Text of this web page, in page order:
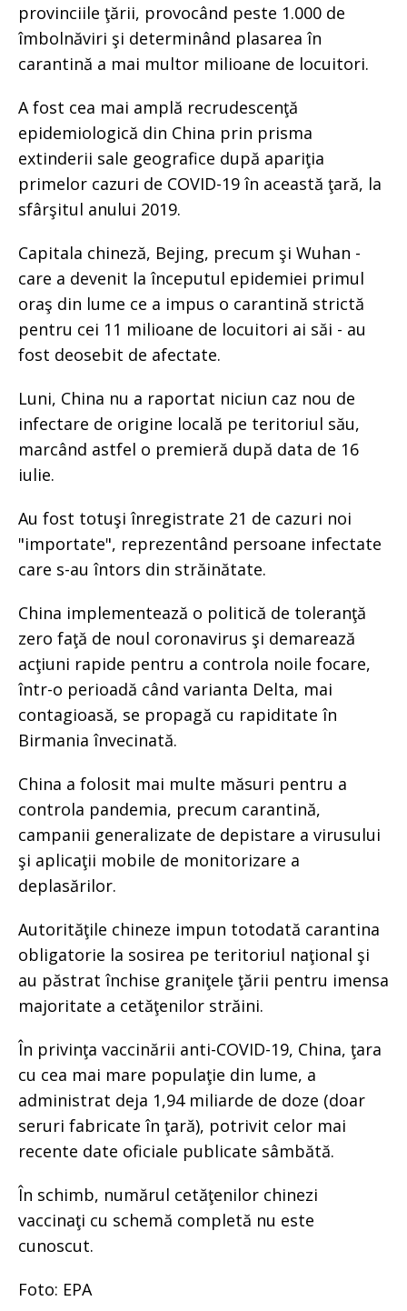
provinciile ţării, provocând peste 1.000 de
îmbolnăviri şi determinând plasarea în
carantină a mai multor milioane de locuitori.
A fost cea mai amplă recrudescenţă
epidemiologică din China prin prisma
extinderii sale geografice după apariţia
primelor cazuri de COVID-19 în această ţară, la
sfârşitul anului 2019.
Capitala chineză, Bejing, precum şi Wuhan -
care a devenit la începutul epidemiei primul
oraş din lume ce a impus o carantină strictă
pentru cei 11 milioane de locuitori ai săi - au
fost deosebit de afectate.
Luni, China nu a raportat niciun caz nou de
infectare de origine locală pe teritoriul său,
marcând astfel o premieră după data de 16
iulie.
Au fost totuşi înregistrate 21 de cazuri noi
"importate", reprezentând persoane infectate
care s-au întors din străinătate.
China implementează o politică de toleranţă
zero faţă de noul coronavirus şi demarează
acţiuni rapide pentru a controla noile focare,
într-o perioadă când varianta Delta, mai
contagioasă, se propagă cu rapiditate în
Birmania învecinată.
China a folosit mai multe măsuri pentru a
controla pandemia, precum carantină,
campanii generalizate de depistare a virusului
şi aplicaţii mobile de monitorizare a
deplasărilor.
Autorităţile chineze impun totodată carantina
obligatorie la sosirea pe teritoriul naţional şi
au păstrat închise graniţele ţării pentru imensa
majoritate a cetăţenilor străini.
În privinţa vaccinării anti-COVID-19, China, ţara
cu cea mai mare populaţie din lume, a
administrat deja 1,94 miliarde de doze (doar
seruri fabricate în ţară), potrivit celor mai
recente date oficiale publicate sâmbătă.
În schimb, numărul cetăţenilor chinezi
vaccinaţi cu schemă completă nu este
cunoscut.
Foto: EPA